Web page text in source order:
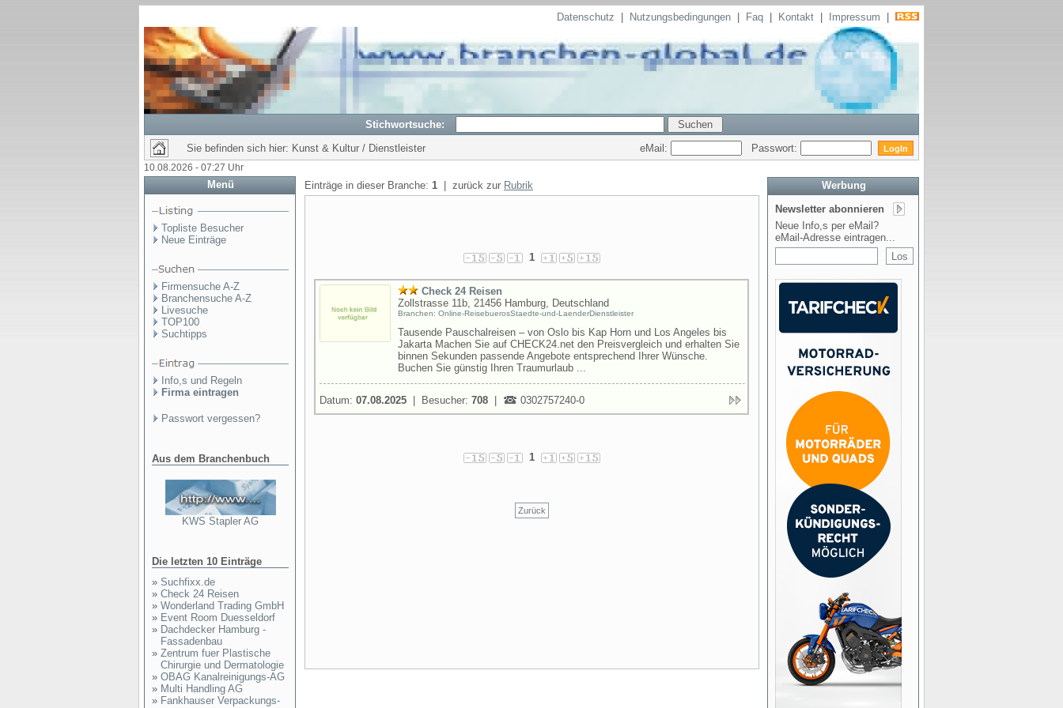
Datenschutz Nutzungsbedingungen Faq Kontakt Impressum
Stichwortsuche:
Sie befinden sich hier: Kunst & Kultur / Dienstleister
eMail: Passwort:
10.08.2026 - 07:27 Uhr
Menü
Topliste Besucher
Neue Einträge
Firmensuche A-Z
Branchensuche A-Z
Livesuche
TOP100
Suchtipps
Info,s und Regeln
Firma eintragen
Passwort vergessen?
Aus dem Branchenbuch
KWS Stapler AG
Die letzten 10 Einträge
» Suchfixx.de
» Check 24 Reisen
» Wonderland Trading GmbH
» Event Room Duesseldorf
» Dachdecker Hamburg -
Fassadenbau
» Zentrum fuer Plastische
Chirurgie und Dermatologie
» OBAG Kanalreinigungs-AG
» Multi Handling AG
» Fankhauser Verpackungs-
Einträge in dieser Branche: 1 | zurück zur Rubrik
1
Check 24 Reisen
Zollstrasse 11b, 21456 Hamburg, Deutschland
Branchen: Online-ReisebuerosStaedte-und-LaenderDienstleister
Tausende Pauschalreisen – von Oslo bis Kap Horn und Los Angeles bis
Jakarta Machen Sie auf CHECK24.net den Preisvergleich und erhalten Sie
binnen Sekunden passende Angebote entsprechend Ihrer Wünsche.
Buchen Sie günstig Ihren Traumurlaub ...
Datum: 07.08.2025 | Besucher: 708 0302757240-0
1
Zurück
Werbung
Newsletter abonnieren
Neue Info,s per eMail?
eMail-Adresse eintragen...